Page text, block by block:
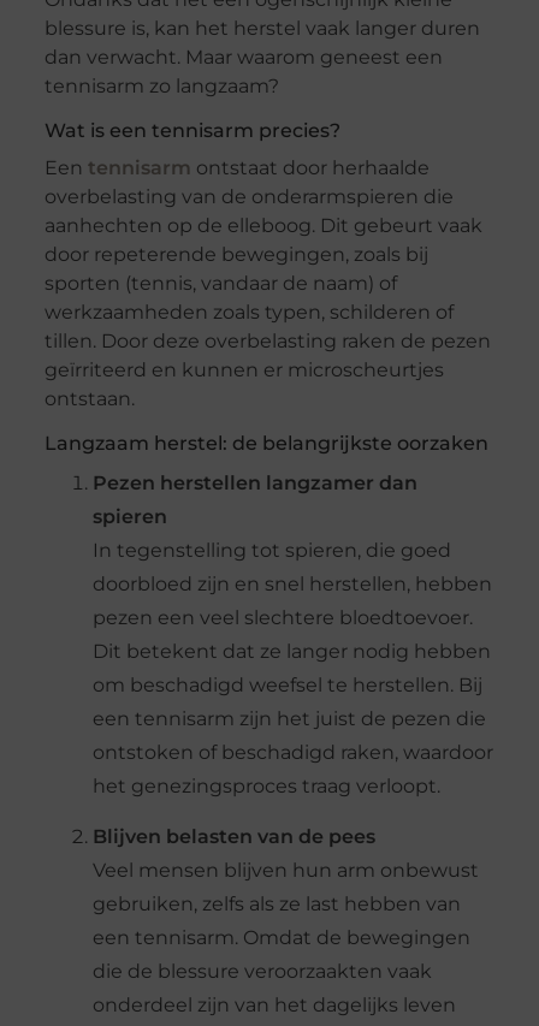
blessure is, kan het herstel vaak langer duren
dan verwacht. Maar waarom geneest een
tennisarm zo langzaam?
Wat is een tennisarm precies?
Een tennisarm ontstaat door herhaalde
overbelasting van de onderarmspieren die
aanhechten op de elleboog. Dit gebeurt vaak
door repeterende bewegingen, zoals bij
sporten (tennis, vandaar de naam) of
werkzaamheden zoals typen, schilderen of
tillen. Door deze overbelasting raken de pezen
geïrriteerd en kunnen er microscheurtjes
ontstaan.
Langzaam herstel: de belangrijkste oorzaken
Pezen herstellen langzamer dan
spieren
In tegenstelling tot spieren, die goed
doorbloed zijn en snel herstellen, hebben
pezen een veel slechtere bloedtoevoer.
Dit betekent dat ze langer nodig hebben
om beschadigd weefsel te herstellen. Bij
een tennisarm zijn het juist de pezen die
ontstoken of beschadigd raken, waardoor
het genezingsproces traag verloopt.
Blijven belasten van de pees
Veel mensen blijven hun arm onbewust
gebruiken, zelfs als ze last hebben van
een tennisarm. Omdat de bewegingen
die de blessure veroorzaakten vaak
onderdeel zijn van het dagelijks leven